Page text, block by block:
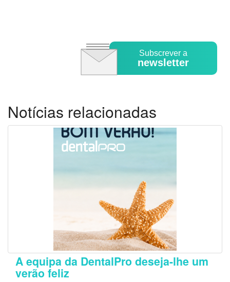
Subscrever a
newsletter
Notícias relacionadas
A equipa da DentalPro deseja-lhe um
verão feliz